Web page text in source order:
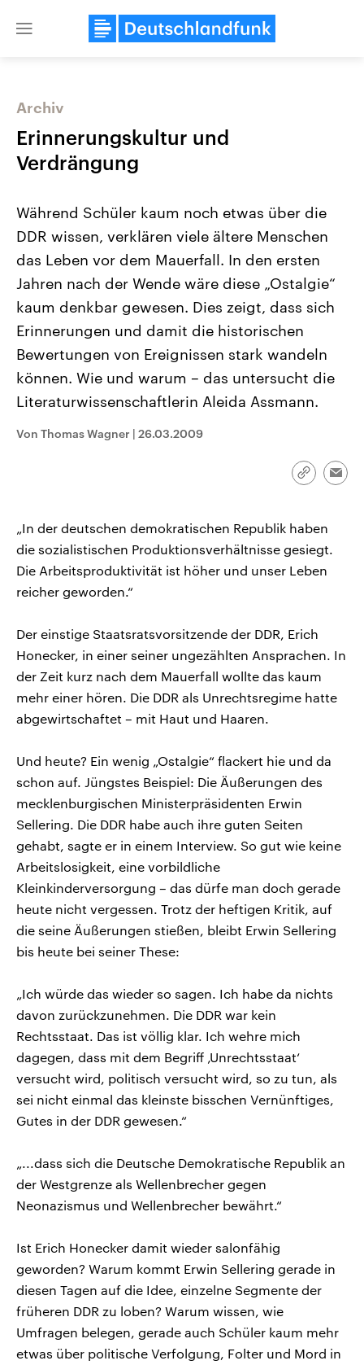
Close
Landtagswahl Sachsen-Anhalt
Alle Informationen
Sachsen-Anhalt wählt am 6.
September 2026 einen neuen
Landtag. Seit 2021 wird das
Bundesland von einer Koalition aus
CDU, SPD und FDP regiert.-
Umfragen, Prognosen,
Wahlprogramme, aktuelle Berichte
und Kandidaten der anstehenden
Wahl.
USA
Hintergründe
Wirtschaftlich und
gehören die Vereinigten
den mächtigsten Ländern
mit großem Einfluss auf
aktuelle Weltgeschehen.
Archiv
Erinnerungskultur und
Verdrängung
Während Schüler kaum noch etwas über die
DDR wissen, verklären viele ältere Menschen
das Leben vor dem Mauerfall. In den ersten
Jahren nach der Wende wäre diese „Ostalgie“
kaum denkbar gewesen. Dies zeigt, dass sich
Erinnerungen und damit die historischen
Bewertungen von Ereignissen stark wandeln
können. Wie und warum – das untersucht die
Literaturwissenschaftlerin Aleida Assmann.
Von Thomas Wagner | 26.03.2009
Link
„In der deutschen demokratischen Republik haben
die sozialistischen Produktionsverhältnisse gesiegt.
Die Arbeitsproduktivität ist höher und unser Leben
reicher geworden.“
Der einstige Staatsratsvorsitzende der DDR, Erich
Honecker, in einer seiner ungezählten Ansprachen. In
der Zeit kurz nach dem Mauerfall wollte das kaum
mehr einer hören. Die DDR als Unrechtsregime hatte
abgewirtschaftet – mit Haut und Haaren.
Und heute? Ein wenig „Ostalgie“ flackert hie und da
schon auf. Jüngstes Beispiel: Die Äußerungen des
mecklenburgischen Ministerpräsidenten Erwin
Sellering. Die DDR habe auch ihre guten Seiten
gehabt, sagte er in einem Interview. So gut wie keine
Arbeitslosigkeit, eine vorbildliche
Kleinkinderversorgung – das dürfe man doch gerade
heute nicht vergessen. Trotz der heftigen Kritik, auf
die seine Äußerungen stießen, bleibt Erwin Sellering
bis heute bei seiner These:
„Ich würde das wieder so sagen. Ich habe da nichts
davon zurückzunehmen. Die DDR war kein
Rechtsstaat. Das ist völlig klar. Ich wehre mich
dagegen, dass mit dem Begriff ‚Unrechtsstaat‘
versucht wird, politisch versucht wird, so zu tun, als
sei nicht einmal das kleinste bisschen Vernünftiges,
Gutes in der DDR gewesen.“
„...dass sich die Deutsche Demokratische Republik an
der Westgrenze als Wellenbrecher gegen
Neonazismus und Wellenbrecher bewährt.“
Ist Erich Honecker damit wieder salonfähig
geworden? Warum kommt Erwin Sellering gerade in
diesen Tagen auf die Idee, einzelne Segmente der
früheren DDR zu loben? Warum wissen, wie
Umfragen belegen, gerade auch Schüler kaum mehr
etwas über politische Verfolgung, Folter und Mord in